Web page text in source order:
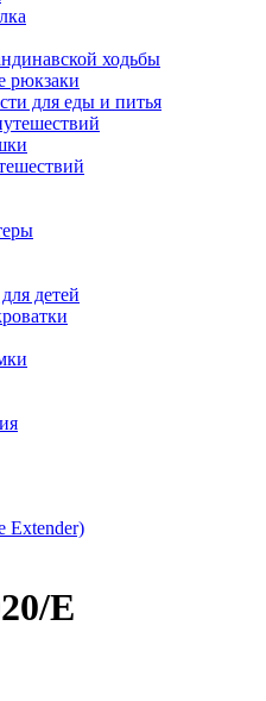
ходьбы
рюкзаки
для еды и питья
детей
Extender)
E